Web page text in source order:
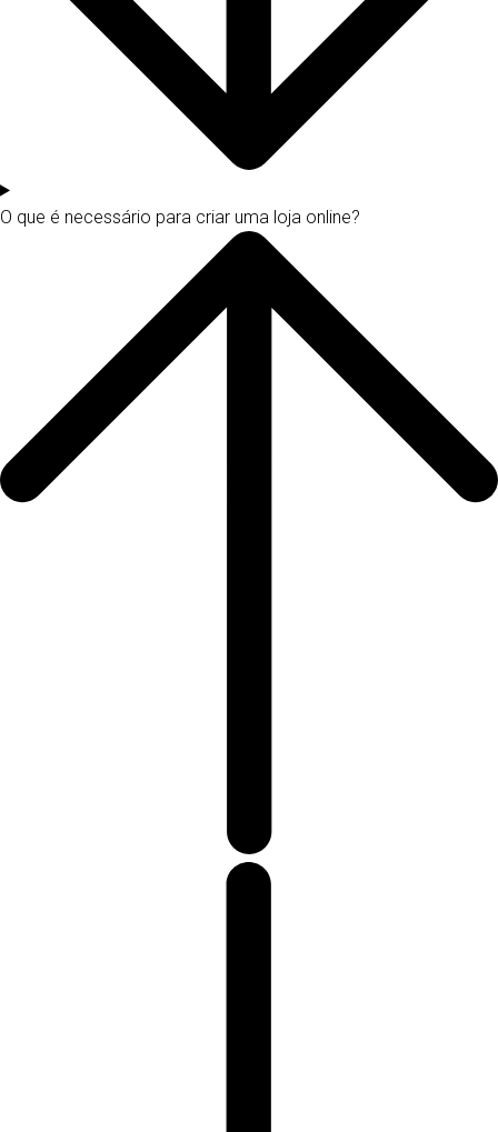
O que é necessário para criar uma loja online?